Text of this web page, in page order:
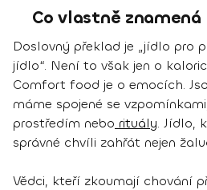
Co vlastně
Doslovný překlad je „jídlo pro
jídlo“. Není to však jen o
Comfort food je o emocích.
máme spojené se
prostředím nebo rituály. Jídlo,
správné chvíli zahřát nejen
Vědci, kteří zkoumají chování